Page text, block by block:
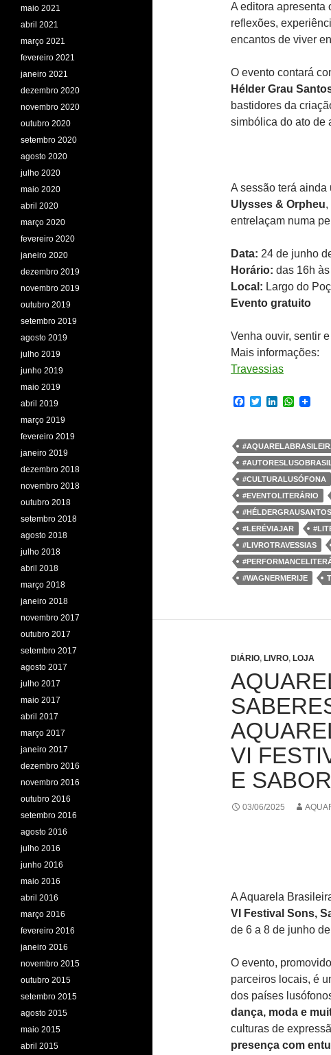
A editora apresenta
reflexões,
encantos de viver
O evento contará
Hélder Grau
bastidores da
simbólica do ato de
A sessão terá ainda
Ulysses & Orpheu,
entrelaçam numa
Data: 24 de junho
Horário: das 16h
Local: Largo do
Evento gratuito
Venha ouvir, sentir
Mais informações:
Travessias
F
b
o
o
k
T
t
e
r
L
e
d
I
n
W
s
A
p
p
#CULTURALUSÓFONA
#EVENTOLITERÁRIO
#HÉLDERGRAUSANTOS
#LERÉVIAJAR
#LIVROTRAVESSIAS
#WAGNERMERIJE
DIÁRIO, LIVRO, LOJA
VI
E
03/06/2025
A Aquarela
VI Festival Sons,
de 6 a 8 de junho
O evento,
parceiros locais, é
dos países
dança, moda e
culturas de
presença com
maio 2021
abril 2021
março 2021
fevereiro 2021
janeiro 2021
dezembro 2020
novembro 2020
outubro 2020
setembro 2020
agosto 2020
julho 2020
maio 2020
abril 2020
março 2020
fevereiro 2020
janeiro 2020
dezembro 2019
novembro 2019
outubro 2019
setembro 2019
agosto 2019
julho 2019
junho 2019
maio 2019
abril 2019
março 2019
fevereiro 2019
janeiro 2019
dezembro 2018
novembro 2018
outubro 2018
setembro 2018
agosto 2018
julho 2018
abril 2018
março 2018
janeiro 2018
novembro 2017
outubro 2017
setembro 2017
agosto 2017
julho 2017
maio 2017
abril 2017
março 2017
janeiro 2017
dezembro 2016
novembro 2016
outubro 2016
setembro 2016
agosto 2016
julho 2016
junho 2016
maio 2016
abril 2016
março 2016
fevereiro 2016
janeiro 2016
novembro 2015
outubro 2015
setembro 2015
agosto 2015
maio 2015
abril 2015